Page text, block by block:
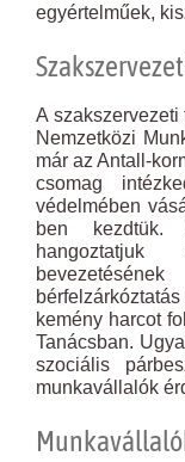
egyértelműek,
A
Nemzetközi
már az Antall-
csomag
védelmében
ben kezdtük.
hangoztatjuk
kemény harcot
Tanácsban.
szociális
munkavállalók